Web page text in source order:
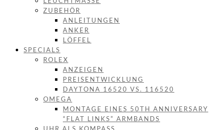
ZUBEHÖR
ANLEITUNGEN
ANKER
LÖFFEL
SPECIALS
ROLEX
ANZEIGEN
PREISENTWICKLUNG
DAYTONA 16520 VS. 116520
OMEGA
MONTAGE EINES 50TH ANNIVERSARY
“FLAT LINKS” ARMBANDS